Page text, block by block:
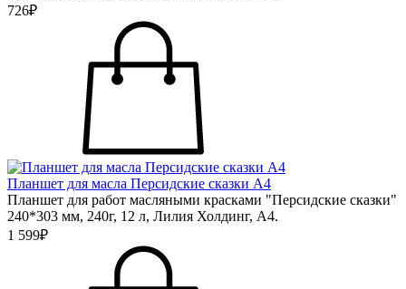
726₽
Планшет для масла Персидские сказки А4
Планшет для работ масляными красками "Персидские сказки"
240*303 мм, 240г, 12 л, Лилия Холдинг, А4.
1 599₽